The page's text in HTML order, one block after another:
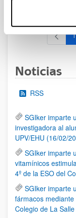
1
Noticias
RSS
SGIker imparte
investigadora al
UPV/EHU (16/02/
SGIker imparte
vitamínicos
4º de la ESO del
SGIker imparte
fármacos
Colegio de La